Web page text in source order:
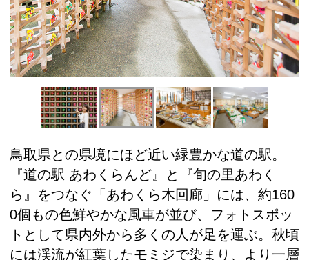
鳥取県との県境にほど近い緑豊かな道の駅。
『道の駅 あわくらんど』と『旬の里あわく
ら』をつなぐ「あわくら木回廊」には、約160
0個もの色鮮やかな風車が並び、フォトスポッ
トとして県内外から多くの人が足を運ぶ。秋頃
には渓流が紅葉したモミジで染まり、より一層